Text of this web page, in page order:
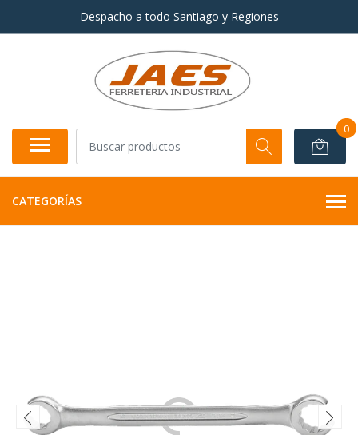
Despacho a todo Santiago y Regiones
0
CATEGORÍAS